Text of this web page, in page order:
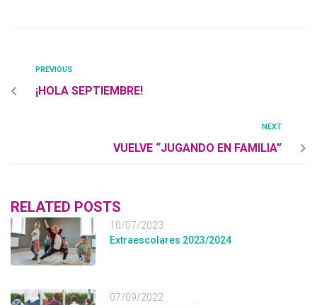
PREVIOUS
¡HOLA SEPTIEMBRE!
NEXT
VUELVE “JUGANDO EN FAMILIA”
RELATED POSTS
10/07/2023
Extraescolares 2023/2024
07/09/2022